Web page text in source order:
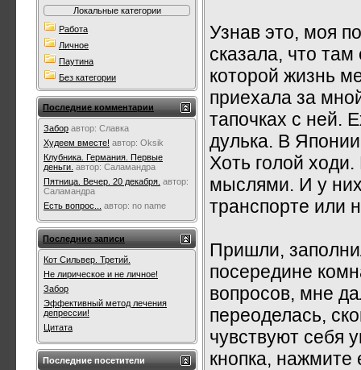
Узнав это, моя
сказала, что
которой жизнь
приехала за
тапочках с ней.
дулька. В
Хоть голой
мыслями. И у
транспорте или
Пришли,
посередине
вопросов, мне
переоделась,
чувствуют себя
кнопка,
Локальные категории
Работа
Личное
Паутина
Без категории
Последние комментарии
Забор автор: Славка
Худеем вместе! автор: Oksik
Клубника. Германия. Первые
деньги. автор: Саламандра
Пятница. Вечер. 20 декабря. автор:
Саламандра
Есть вопрос...
автор: no name
Последние записи
Кот Сильвер. Третий.
Не лирическое и не личное!
Забор
Эффективный метод лечения
депрессии!
Цитата
Последние посетители